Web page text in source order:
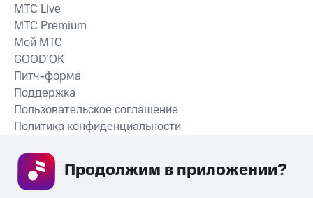
СКАЧАТЬ ПРИЛОЖЕНИЕ
MTС Live
MTС Premium
Мой МТС
GOOD’OK
Питч-форма
Поддержка
Пользовательское соглашение
Политика конфиденциальности